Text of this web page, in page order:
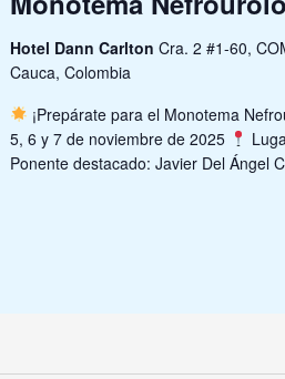
Hotel Dann CarltonCra. 2 #1-60,
Cauca, Colombia
¡Prepárate para el Monotema
5, 6 y 7 de noviembre de 2025
Ponente destacado: Javier Del Ángel